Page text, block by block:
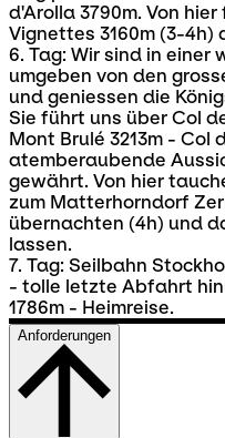
d'Arolla 3790m. Von
Vignettes 3160m (3-4h)
6. Tag: Wir sind in einer
umgeben von den
und geniessen die
Sie führt uns über Col
Mont Brulé 3213m - Col
atemberaubende
gewährt. Von hier
zum Matterhorndorf
übernachten (4h) und
lassen.
7. Tag: Seilbahn
- tolle letzte Abfahrt
1786m - Heimreise.
Anforderungen